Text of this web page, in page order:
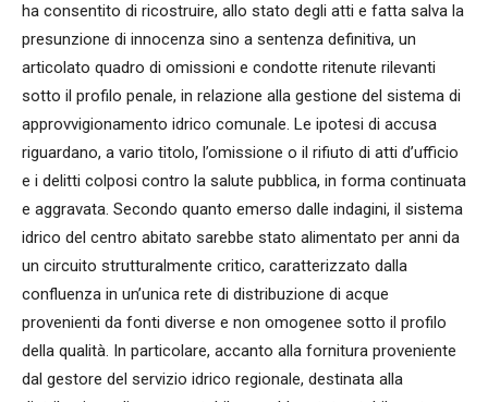
ha consentito di ricostruire, allo stato degli atti e fatta salva la
presunzione di innocenza sino a sentenza definitiva, un
articolato quadro di omissioni e condotte ritenute rilevanti
sotto il profilo penale, in relazione alla gestione del sistema di
approvvigionamento idrico comunale. Le ipotesi di accusa
riguardano, a vario titolo, l’omissione o il rifiuto di atti d’ufficio
e i delitti colposi contro la salute pubblica, in forma continuata
e aggravata. Secondo quanto emerso dalle indagini, il sistema
idrico del centro abitato sarebbe stato alimentato per anni da
un circuito strutturalmente critico, caratterizzato dalla
confluenza in un’unica rete di distribuzione di acque
provenienti da fonti diverse e non omogenee sotto il profilo
della qualità. In particolare, accanto alla fornitura proveniente
dal gestore del servizio idrico regionale, destinata alla